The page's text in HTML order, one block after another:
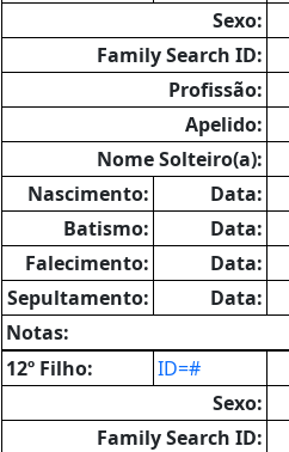
Sexo:
Family Search ID:
Profissão:
Apelido:
Nome Solteiro(a):
Nascimento:
Data:
Batismo:
Data:
Falecimento:
Data:
Sepultamento:
Data:
Notas:
12º Filho:
ID=#
Sexo:
Family Search ID: